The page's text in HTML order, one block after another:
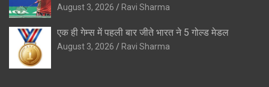
August 3, 2026 Ravi Sharma
एक ही गेम्स में पहली बार जीते भारत ने 5 गोल्ड मेडल
August 3, 2026 Ravi Sharma